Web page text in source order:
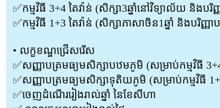
✅កម្មវិធី 3+4 តៃវ៉ាន់ (សិក្សា3ឆ្នាំនៅវិទ្យាល័យ និងបរិញ្ញ
✅កម្មវិធី 1+3 តៃវ៉ាន់ (សិក្សាភាសាចិន1ឆ្នាំ និងបរិញ្ញាប
• លក្ខខណ្ឌជ្រើសរើស
✅សញ្ញាបត្រមធ្យមសិក្សាបឋមភូមិ (សម្រាប់កម្មវិធី
✅សញ្ញាបត្រមធ្យមសិក្សាទុតិយភូមិ (សម្រាប់កម្មវិធី
✅ចេញដំណើររៀងរាល់ឆ្នាំ នៃខែសីហា